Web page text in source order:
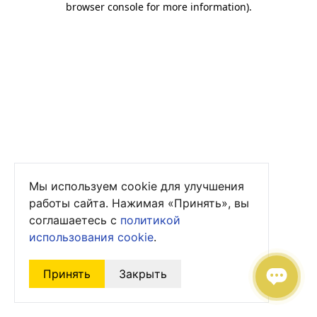
browser console for more information).
Мы используем cookie для улучшения
работы сайта. Нажимая «Принять», вы
соглашаетесь с политикой
использования cookie.
Принять Закрыть